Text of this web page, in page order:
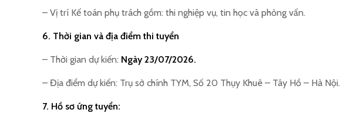
– Vị trí Kế toán phụ trách gồm: thi nghiệp vụ, tin học và phỏng vấn.
6. Thời gian và địa điểm thi tuyển
– Thời gian dự kiến: Ngày 23/07/2026.
– Địa điểm dự kiến: Trụ sở chính TYM, Số 20 Thụy Khuê – Tây Hồ – Hà Nội.
7. Hồ sơ ứng tuyển: